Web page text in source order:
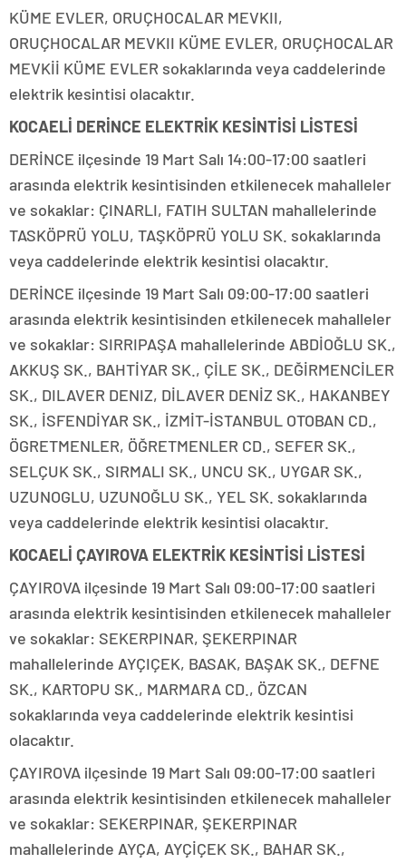
KÜME EVLER, ORUÇHOCALAR MEVKII,
ORUÇHOCALAR MEVKII KÜME EVLER, ORUÇHOCALAR
MEVKİİ KÜME EVLER sokaklarında veya caddelerinde
elektrik kesintisi olacaktır.
KOCAELİ DERİNCE ELEKTRİK KESİNTİSİ LİSTESİ
DERİNCE ilçesinde 19 Mart Salı 14:00-17:00 saatleri
arasında elektrik kesintisinden etkilenecek mahalleler
ve sokaklar: ÇINARLI, FATIH SULTAN mahallelerinde
TASKÖPRÜ YOLU, TAŞKÖPRÜ YOLU SK. sokaklarında
veya caddelerinde elektrik kesintisi olacaktır.
DERİNCE ilçesinde 19 Mart Salı 09:00-17:00 saatleri
arasında elektrik kesintisinden etkilenecek mahalleler
ve sokaklar: SIRRIPAŞA mahallelerinde ABDİOĞLU SK.,
AKKUŞ SK., BAHTİYAR SK., ÇİLE SK., DEĞİRMENCİLER
SK., DILAVER DENIZ, DİLAVER DENİZ SK., HAKANBEY
SK., İSFENDİYAR SK., İZMİT-İSTANBUL OTOBAN CD.,
ÖGRETMENLER, ÖĞRETMENLER CD., SEFER SK.,
SELÇUK SK., SIRMALI SK., UNCU SK., UYGAR SK.,
UZUNOGLU, UZUNOĞLU SK., YEL SK. sokaklarında
veya caddelerinde elektrik kesintisi olacaktır.
KOCAELİ ÇAYIROVA ELEKTRİK KESİNTİSİ LİSTESİ
ÇAYIROVA ilçesinde 19 Mart Salı 09:00-17:00 saatleri
arasında elektrik kesintisinden etkilenecek mahalleler
ve sokaklar: SEKERPINAR, ŞEKERPINAR
mahallelerinde AYÇIÇEK, BASAK, BAŞAK SK., DEFNE
SK., KARTOPU SK., MARMARA CD., ÖZCAN
sokaklarında veya caddelerinde elektrik kesintisi
olacaktır.
ÇAYIROVA ilçesinde 19 Mart Salı 09:00-17:00 saatleri
arasında elektrik kesintisinden etkilenecek mahalleler
ve sokaklar: SEKERPINAR, ŞEKERPINAR
mahallelerinde AYÇA, AYÇİÇEK SK., BAHAR SK.,